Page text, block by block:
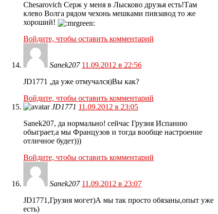
Chesarovich Серж у меня в Лысково друзья есть!Там
клево Волга рядом чехонь мешками пивзавод то же
хороший!
Войдите, чтобы оставить комментарий
Sanek207 11.09.2012 в 22:56
JD1771 ,да уже отмучался)Вы как?
Войдите, чтобы оставить комментарий
JD1771 11.09.2012 в 23:05
Sanek207, да нормально! сейчас Грузия Испанию
обыграет,а мы Французов и тогда вообще настроение
отличное будет)))
Войдите, чтобы оставить комментарий
Sanek207 11.09.2012 в 23:07
JD1771,Грузия могет)А мы так просто обязаны,опыт уже
есть)